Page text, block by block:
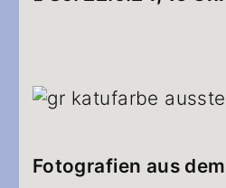
Fotografien aus